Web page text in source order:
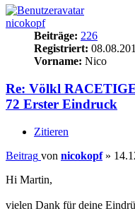
nicokopf
Beiträge: 226
Registriert:
Vorname: Nico
Re: Völkl
72 Erster Eindruck
Zitieren
Beitrag von nicokopf»
Hi Martin,
vielen Dank für deine